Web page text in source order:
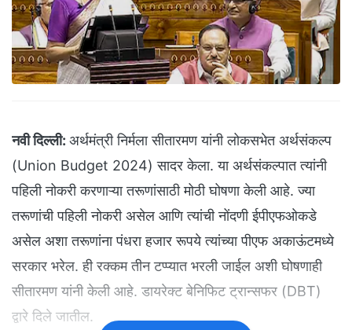
नवी दिल्ली: अर्थमंत्री निर्मला सीतारमण यांनी लोकसभेत अर्थसंकल्प
(Union Budget 2024) सादर केला. या अर्थसंकल्पात त्यांनी
पहिली नोकरी करणाऱ्या तरूणांसाठी मोठी घोषणा केली आहे. ज्या
तरूणांची पहिली नोकरी असेल आणि त्यांची नोंदणी ईपीएफओकडे
असेल अशा तरूणांना पंधरा हजार रूपये त्यांच्या पीएफ अकाऊंटमध्ये
सरकार भरेल. ही रक्कम तीन टप्प्यात भरली जाईल अशी घोषणाही
सीतारमण यांनी केली आहे. डायरेक्ट बेनिफिट ट्रान्सफर (DBT)
द्वारे दिले जातील.